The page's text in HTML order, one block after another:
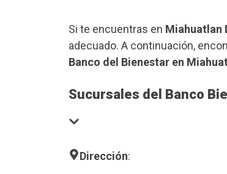
Si te encuentras en Miahuatlan
adecuado. A continuación,
Banco del Bienestar en
Sucursales del Banco
Dirección: